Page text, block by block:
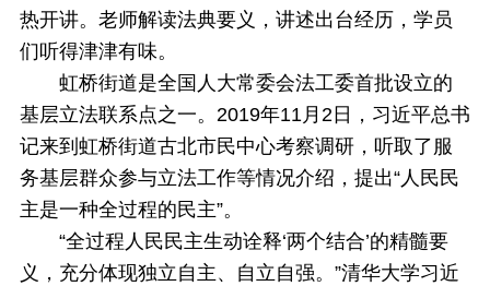
热开讲。老师解读法典要义，讲述出台经历，学员
们听得津津有味。
虹桥街道是全国人大常委会法工委首批设立的
基层立法联系点之一。2019年11月2日，习近平总书
记来到虹桥街道古北市民中心考察调研，听取了服
务基层群众参与立法工作等情况介绍，提出“人民民
主是一种全过程的民主”。
“全过程人民民主生动诠释‘两个结合’的精髓要
义，充分体现独立自主、自立自强。”清华大学习近